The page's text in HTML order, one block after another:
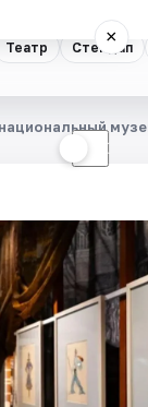
Театр Стендап
×
☾